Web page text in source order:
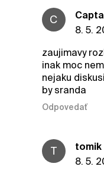
C
8. 5.
zaujimavy
inak moc
nejaku
by sranda
Odpovedať
T
tomik
8. 5.